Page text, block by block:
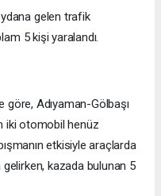
gelen trafik
5 kişi yaralandı.
göre, Adıyaman-Gölbaşı
iki otomobil henüz
etkisiyle araçlarda
kazada bulunan 5